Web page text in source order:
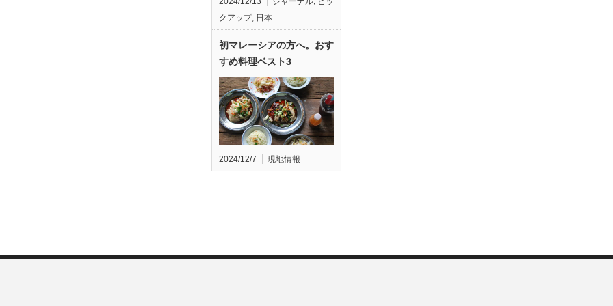
クアップ, 日本
初マレーシアの方へ。おす
すめ料理ベスト3
2024/12/7 現地情報